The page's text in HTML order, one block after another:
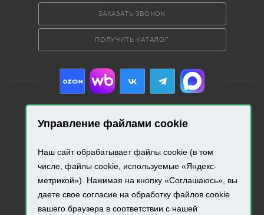
Управление файлами cookie
Наш сайт обрабатывает файлы cookie (в том
числе, файлы cookie, используемые «Яндекс-
метрикой»). Нажимая на кнопку «Соглашаюсь», вы
даете свое согласие на обработку файлов cookie
вашего браузера в соответствии с нашей
ЗАКАЗАТЬ ЗВОНОК
ПОЛУЧИТЬ КАТАЛОГ
2026 © «Промресурс». Все права защищены.
Разработка и продвижение сайта.